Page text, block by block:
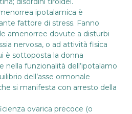
ipotalamica è
fattore di stress. Fanno
amenorree dovute a disturbi
nervosa, o ad attività fisica
è sottoposta la donna
nella funzionalità dell’ipotalamo
dell’asse ormonale
si manifesta con arresto della
ovarica precoce (o